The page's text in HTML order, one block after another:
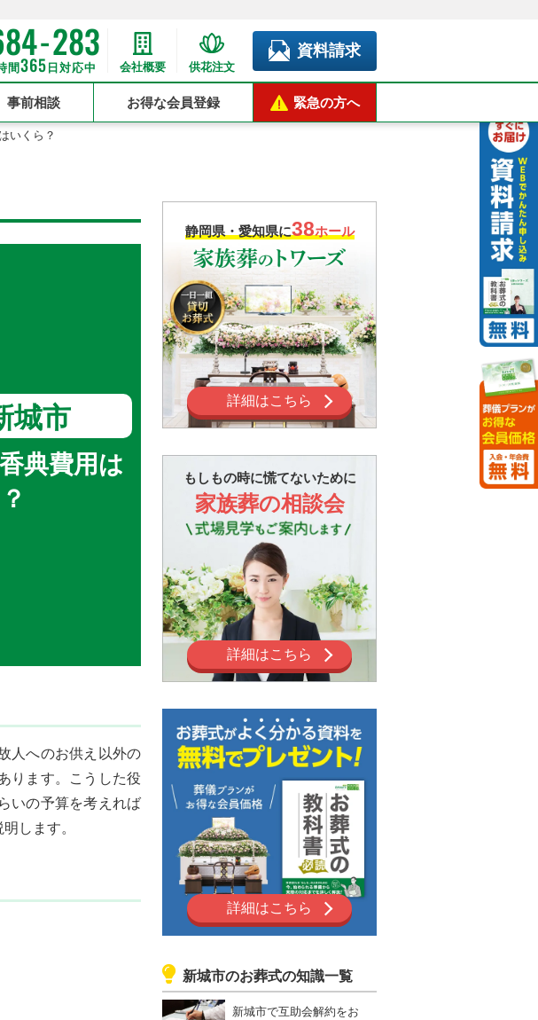
-283
間365 日対応中 会社概要 供花注文
資料請求
事前相談 お得な会員登録 緊急の方へ
いくら？
城市
典費用は
人へのお供え以外の
ります。こうした役
いの予算を考えれば
します。
静岡県・愛知県に38ホール
詳細はこちら
もしもの時に慌てないために
家族葬の相談会
詳細はこちら
詳細はこちら
新城市のお葬式の知識一覧
新城市で互助会解約をお